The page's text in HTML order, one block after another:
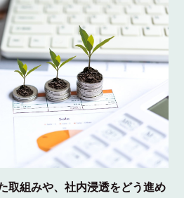
取組みや、社内浸透をどう進め